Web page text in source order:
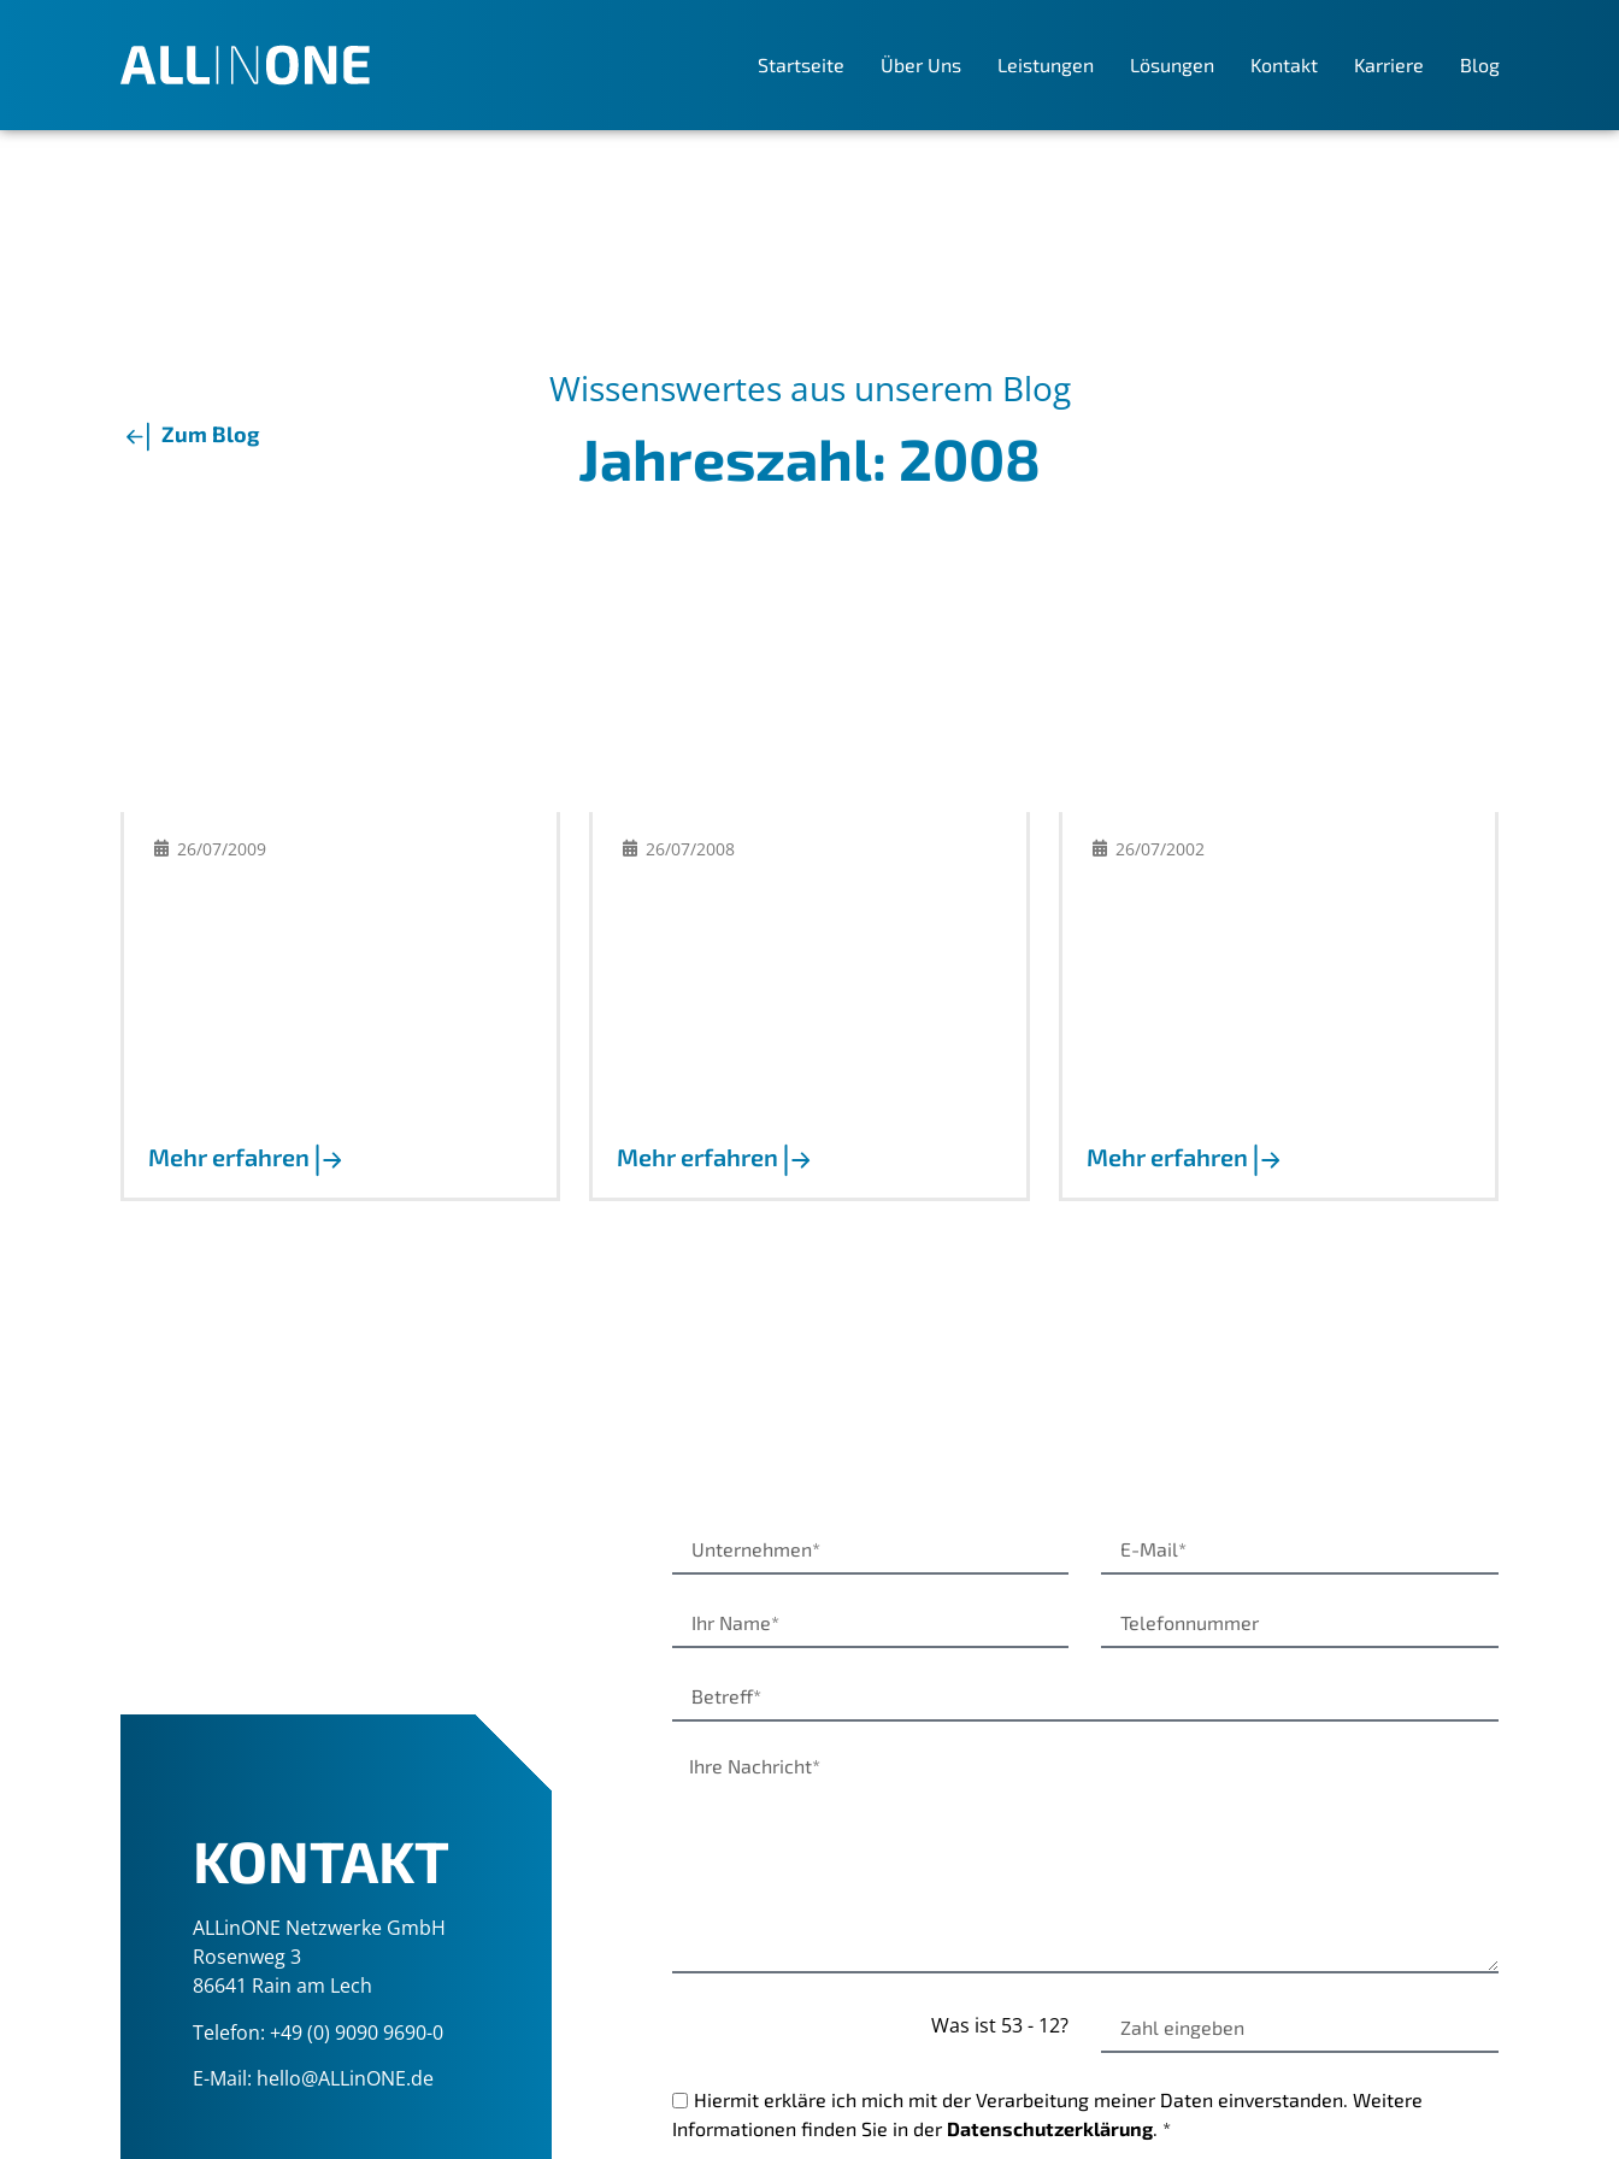
Startseite Über Uns Leistungen Lösungen Kontakt Karriere Blog
Wissenswertes aus unserem Blog
Jahreszahl: 2008
26/07/2009
Mehr erfahren
26/07/2008
Mehr erfahren
26/07/2002
Mehr erfahren
Zum Blog
KONTAKT
ALLinONE Netzwerke GmbH
Rosenweg 3
86641 Rain am Lech
Telefon: +49 (0) 9090 9690-0
E-Mail: hello@ALLinONE.de
Was ist 53 - 12?
Hiermit erkläre ich mich mit der Verarbeitung meiner Daten einverstanden. Weitere
Informationen finden Sie in der Datenschutzerklärung. *